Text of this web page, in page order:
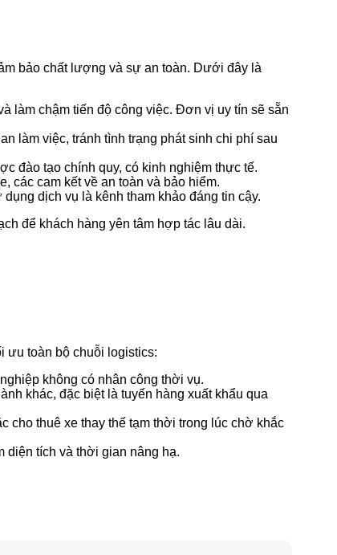
bảo chất lượng và sự an toàn. Dưới đây là
làm chậm tiến độ công việc. Đơn vị uy tín sẽ sẵn
làm việc, tránh tình trạng phát sinh chi phí sau
đào tạo chính quy, có kinh nghiệm thực tế.
các cam kết về an toàn và bảo hiểm.
dịch vụ là kênh tham khảo đáng tin cậy.
để khách hàng yên tâm hợp tác lâu dài.
ưu toàn bộ chuỗi logistics:
không có nhân công thời vụ.
khác, đặc biệt là tuyến hàng xuất khẩu qua
cho thuê xe thay thế tạm thời trong lúc chờ khắc
diện tích và thời gian nâng hạ.